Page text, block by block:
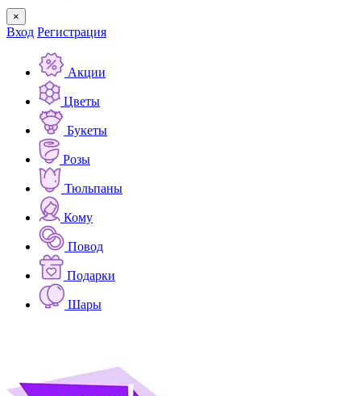
×
Вход Регистрация
Акции
Цветы
Букеты
Розы
Тюльпаны
Кому
Повод
Подарки
Шары